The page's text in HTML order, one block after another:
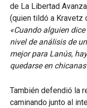
de La Libertad
(quien tildó a Kravetz
«Cuando alguien
nivel de análisis de
mejor para Lanús,
quedarse en
También defendió la
caminando junto al